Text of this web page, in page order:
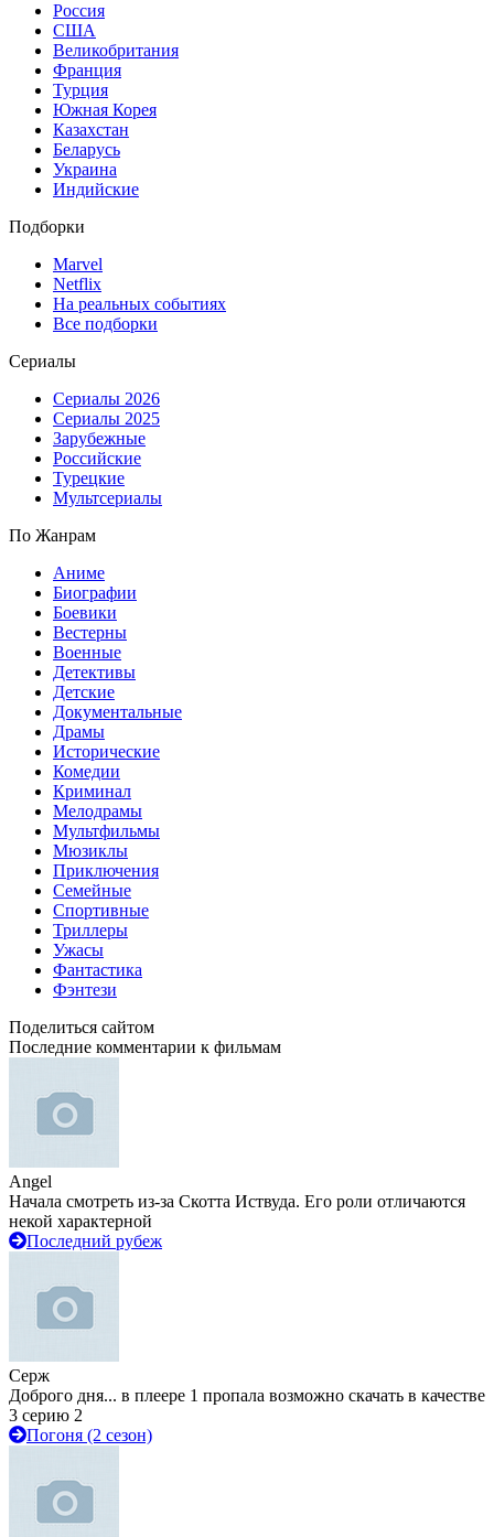
Россия
США
Великобритания
Франция
Турция
Южная Корея
Казахстан
Беларусь
Украина
Индийские
Подборки
Marvel
Netflix
На реальных событиях
Все подборки
Сериалы
Сериалы 2026
Сериалы 2025
Зарубежные
Российские
Турецкие
Мультсериалы
По Жанрам
Аниме
Биографии
Боевики
Вестерны
Военные
Детективы
Детские
Документальные
Драмы
Исторические
Комедии
Криминал
Мелодрамы
Мультфильмы
Мюзиклы
Приключения
Семейные
Спортивные
Триллеры
Ужасы
Фантастика
Фэнтези
Поделиться сайтом
Последние комментарии к фильмам
Angel
Начала смотреть из-за Скотта Иствуда. Его роли отличаются
некой характерной
Последний рубеж
Серж
Доброго дня... в плеере 1 пропала возможно скачать в качестве
3 серию 2
Погоня (2 сезон)